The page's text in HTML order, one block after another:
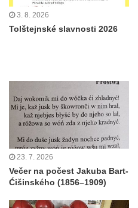
3. 8. 2026
Tolštejnské slavnosti 2026
23. 7. 2026
Večer na počest Jakuba Bart-
Ćišinského (1856–1909)